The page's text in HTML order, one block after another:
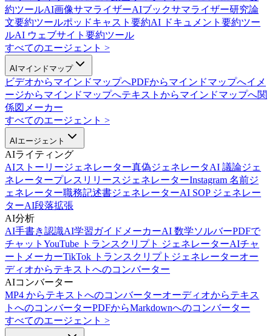
約ツールAI画像サマライザーAIブックサマライザー研究論
文要約ツールポッドキャスト要約AI ドキュメント要約ツー
ルAI ウェブサイト要約ツール
すべてのエージェント >
AIマインドマップ
ビデオからマインドマップへPDFからマインドマップへイメ
ージからマインドマップへテキストからマインドマップへ関
係図メーカー
すべてのエージェント >
AIエージェント
AIライティング
AIストーリージェネレーター真偽ジェネレータAI 議論ジェ
ネレータープレスリリースジェネレーターInstagram 名前ジ
ェネレーター職務記述書ジェネレーターAI SOP ジェネレー
ターAI段落拡張
AI分析
AI手書き認識AI学習ガイドメーカーAI 数学ソルバーPDFで
チャット YouTube トランスクリプト ジェネレーターAIチャ
ートメーカーTikTok トランスクリプトジェネレーターオー
ディオからテキストへのコンバーター
AIコンバーター
MP4 からテキストへのコンバーターオーディオからテキス
トへのコンバーターPDFからMarkdownへのコンバーター
すべてのエージェント >